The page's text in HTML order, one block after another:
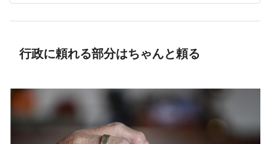
行政に頼れる部分はちゃんと頼る